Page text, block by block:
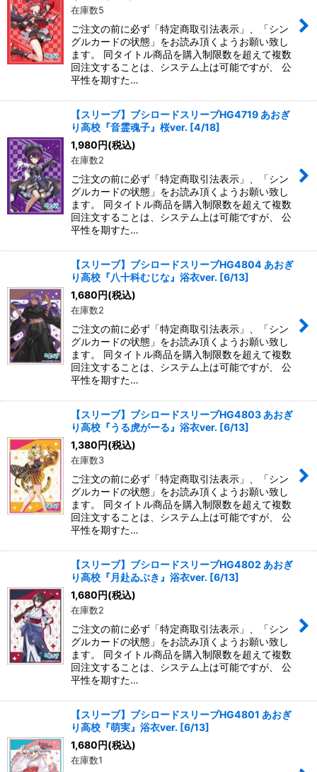
在庫数5
ご注文の前に必ず「特定商取引法表示」、「シン
グルカードの状態」をお読み頂くようお願い致し
ます。 同タイトル商品を購入制限数を超えて複数
回注文することは、システム上は可能ですが、 公
平性を期すた…
【スリーブ】ブシロードスリーブHG4719 あおぎ
り高校『音霊魂子』桜ver. [4/18]
1,980円(税込)
在庫数2
ご注文の前に必ず「特定商取引法表示」、「シン
グルカードの状態」をお読み頂くようお願い致し
ます。 同タイトル商品を購入制限数を超えて複数
回注文することは、システム上は可能ですが、 公
平性を期すた…
【スリーブ】ブシロードスリーブHG4804 あおぎ
り高校『八十科むじな』浴衣ver. [6/13]
1,680円(税込)
在庫数2
ご注文の前に必ず「特定商取引法表示」、「シン
グルカードの状態」をお読み頂くようお願い致し
ます。 同タイトル商品を購入制限数を超えて複数
回注文することは、システム上は可能ですが、 公
平性を期すた…
【スリーブ】ブシロードスリーブHG4803 あおぎ
り高校『うる虎がーる』浴衣ver. [6/13]
1,380円(税込)
在庫数3
ご注文の前に必ず「特定商取引法表示」、「シン
グルカードの状態」をお読み頂くようお願い致し
ます。 同タイトル商品を購入制限数を超えて複数
回注文することは、システム上は可能ですが、 公
平性を期すた…
【スリーブ】ブシロードスリーブHG4802 あおぎ
り高校『月赴ゐぶき』浴衣ver. [6/13]
1,680円(税込)
在庫数2
ご注文の前に必ず「特定商取引法表示」、「シン
グルカードの状態」をお読み頂くようお願い致し
ます。 同タイトル商品を購入制限数を超えて複数
回注文することは、システム上は可能ですが、 公
平性を期すた…
【スリーブ】ブシロードスリーブHG4801 あおぎ
り高校『萌実』浴衣ver. [6/13]
1,680円(税込)
在庫数1